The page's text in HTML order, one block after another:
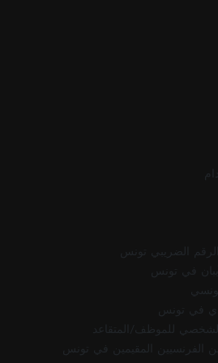
الضريبي تونس
في تونس
في تونس
للموظف/المتقاعد
الفرنسيين المقيمين في تونس